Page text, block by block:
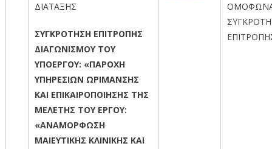
ΔΙΑΤΑΞΗΣ
ΣΥΓΚΡΟΤΗΣΗ ΕΠΙΤΡΟΠΗΣ
ΔΙΑΓΩΝΙΣΜΟΥ ΤΟΥ
ΥΠΟΕΡΓΟΥ: «ΠΑΡΟΧΗ
ΥΠΗΡΕΣΙΩΝ ΩΡΙΜΑΝΣΗΣ
ΚΑΙ ΕΠΙΚΑΙΡΟΠΟΙΗΣΗΣ ΤΗΣ
ΜΕΛΕΤΗΣ ΤΟΥ ΕΡΓΟΥ:
«ΑΝΑΜΟΡΦΩΣΗ
ΜΑΙΕΥΤΙΚΗΣ ΚΛΙΝΙΚΗΣ ΚΑΙ